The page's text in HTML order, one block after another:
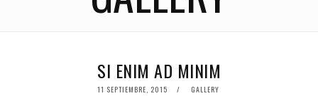
SI ENIM AD MINIM
POSTED
11 SEPTIEMBRE, 2015 GALLERY